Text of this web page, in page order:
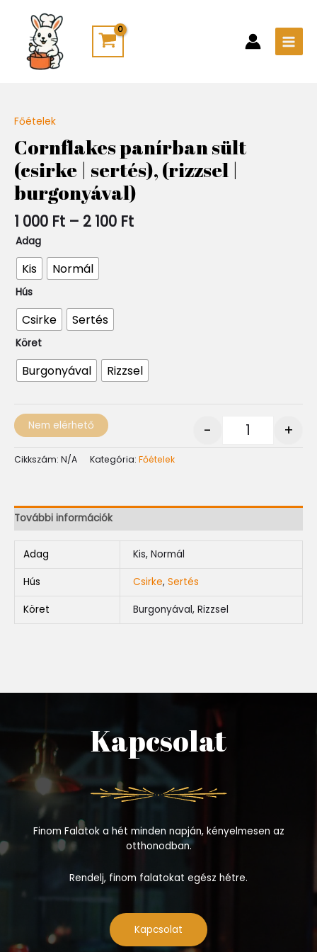
content
Főételek
Cornflakes panírban sült
(csirke | sertés), (rizzsel |
burgonyával)
1 000 Ft – 2 100 Ft
000 Ft
-
2
100 Ft
Adag
Kis Normál
Hús
Csirke Sertés
Köret
Burgonyával Rizzsel
- +
Nem elérhető
Cikkszám: N/A Kategória: Főételek
További információk
Adag Kis, Normál
Hús Csirke,Sertés
Köret Burgonyával, Rizzsel
Kapcsolat
Finom Falatok a hét minden napján, kényelmesen az
otthonodban.
Rendelj, finom falatokat egész hétre.
Kapcsolat